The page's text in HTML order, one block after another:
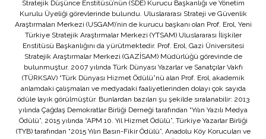
Stratejik Düşünce Enstitüsü’nün (SDE) Kurucu Başkanlığı ve Yönetim
Kurulu Üyeliği görevlerinde bulundu. Uluslararası Strateji ve Güvenlik
Araştırmaları Merkezi (USGAM)’nin de kurucu başkanı olan Prof. Erol, Yeni
Türkiye Stratejik Araştırmalar Merkezi (YTSAM) Uluslararası İlişkiler
Enstitüsü Başkanlığını da yürütmektedir. Prof. Erol, Gazi Üniversitesi
Stratejik Araştırmalar Merkezi (GAZİSAM) Müdürlüğü görevinde de
bulunmuştur. 2007 yılında Türk Dünyası Yazarlar ve Sanatçılar Vakfı
(TÜRKSAV) “Türk Dünyası Hizmet Ödülü”nü alan Prof. Erol, akademik
anlamdaki çalışmaları ve medyadaki faaliyetlerinden dolayı çok sayıda
ödüle layık görülmüştür. Bunlardan bazıları şu şekilde sıralanabilir: 2013
yılında Çağdaş Demokratlar Birliği Derneği tarafından “Yılın Yazılı Medya
Ödülü”, 2015 yılında “APM 10. Yıl Hizmet Ödülü”, Türkiye Yazarlar Birliği
(TYB) tarafından “2015 Yılın Basın-Fikir Ödülü”, Anadolu Köy Korucuları ve